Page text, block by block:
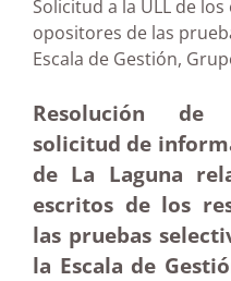
Solicitud a la ULL de
opositores de las
Escala de Gestión,
Resolución de
solicitud de
de La Laguna
escritos de los
las pruebas
la Escala de